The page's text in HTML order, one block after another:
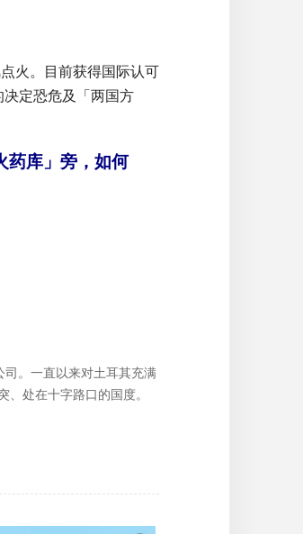
火。目前获得国际认可
定恐危及「两国方
药库」旁，如何
。一直以来对土耳其充满
处在十字路口的国度。